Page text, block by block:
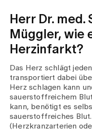
Events
Über uns
Aktuelles
Jobs & Karriere
Herr Dr. med.
Müggler, wie
Herzinfarkt?
Das Herz schlägt
transportiert dabei
Herz schlagen kann
sauerstoffreichem
kann, benötigt es
sauerstoffreiches
(Herzkranzarterien